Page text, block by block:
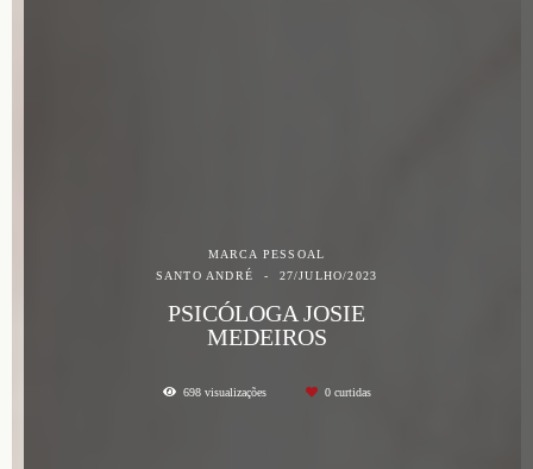
MARCA PESSOAL
SANTO ANDRÉ
27/JULHO/2023
PSICÓLOGA JOSIE
MEDEIROS
698visualizações 0curtidas